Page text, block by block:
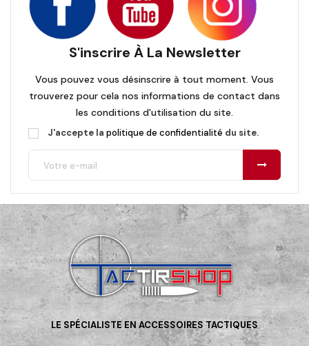
S'inscrire À La Newsletter
Vous pouvez vous désinscrire à tout moment. Vous
trouverez pour cela nos informations de contact dans
les conditions d'utilisation du site.
J'accepte la politique de confidentialité du site.
LE SPÉCIALISTE EN ACCESSOIRES TACTIQUES